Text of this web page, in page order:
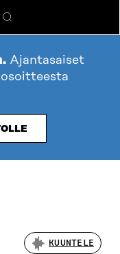
Hae
Ajantasaiset
KUUNTELE